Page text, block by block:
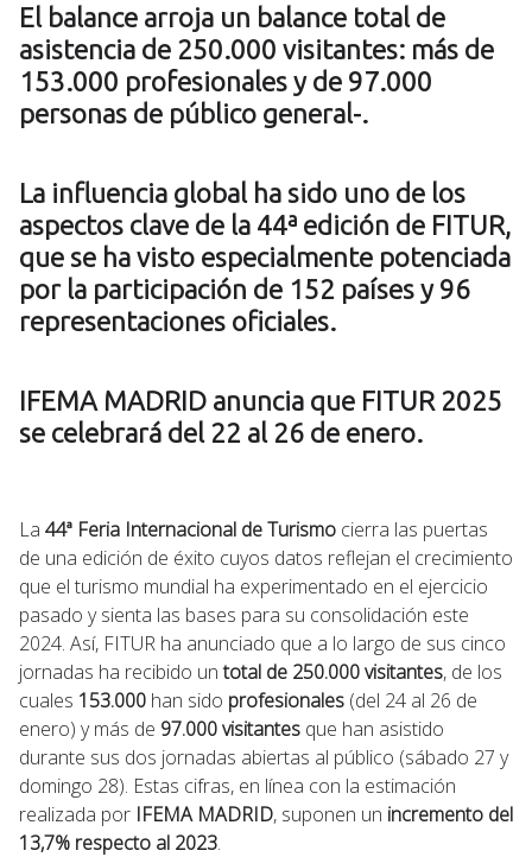
El balance arroja un balance total de
asistencia de 250.000 visitantes: más de
153.000 profesionales y de 97.000
personas de público general-.
La influencia global ha sido uno de los
aspectos clave de la 44ª edición de FITUR,
que se ha visto especialmente potenciada
por la participación de 152 países y 96
representaciones oficiales.
IFEMA MADRID anuncia que FITUR 2025
se celebrará del 22 al 26 de enero.
La 44ª Feria Internacional de Turismo cierra las puertas
de una edición de éxito cuyos datos reflejan el crecimiento
que el turismo mundial ha experimentado en el ejercicio
pasado y sienta las bases para su consolidación este
2024. Así, FITUR ha anunciado que a lo largo de sus cinco
jornadas ha recibido untotal de 250.000 visitantes, de los
cuales 153.000 han sido profesionales (del 24 al 26 de
enero) y más de 97.000 visitantes que han asistido
durante sus dos jornadas abiertas al público (sábado 27 y
domingo 28). Estas cifras, en línea con la estimación
realizada por IFEMA MADRID, suponen un incremento del
13,7% respecto al 2023.